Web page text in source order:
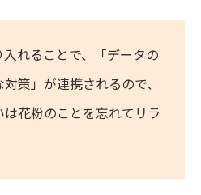
れることで、「データの
策」が連携されるので、
花粉のことを忘れてリラ